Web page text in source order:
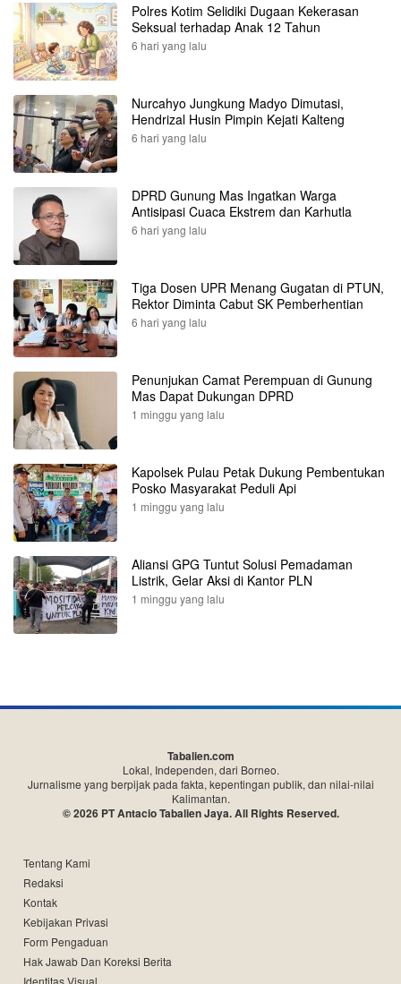
Polres Kotim Selidiki Dugaan Kekerasan
Seksual terhadap Anak 12 Tahun
6 hari yang lalu
Nurcahyo Jungkung Madyo Dimutasi,
Hendrizal Husin Pimpin Kejati Kalteng
6 hari yang lalu
DPRD Gunung Mas Ingatkan Warga
Antisipasi Cuaca Ekstrem dan Karhutla
6 hari yang lalu
Tiga Dosen UPR Menang Gugatan di PTUN,
Rektor Diminta Cabut SK Pemberhentian
6 hari yang lalu
Penunjukan Camat Perempuan di Gunung
Mas Dapat Dukungan DPRD
1 minggu yang lalu
Kapolsek Pulau Petak Dukung Pembentukan
Posko Masyarakat Peduli Api
1 minggu yang lalu
Aliansi GPG Tuntut Solusi Pemadaman
Listrik, Gelar Aksi di Kantor PLN
1 minggu yang lalu
Tabalien.com
Lokal, Independen, dari Borneo.
Jurnalisme yang berpijak pada fakta, kepentingan publik, dan nilai-nilai
Kalimantan.
© 2026 PT Antacio Tabalien Jaya. All Rights Reserved.
Tentang Kami
Redaksi
Kontak
Kebijakan Privasi
Form Pengaduan
Hak Jawab Dan Koreksi Berita
Identitas Visual